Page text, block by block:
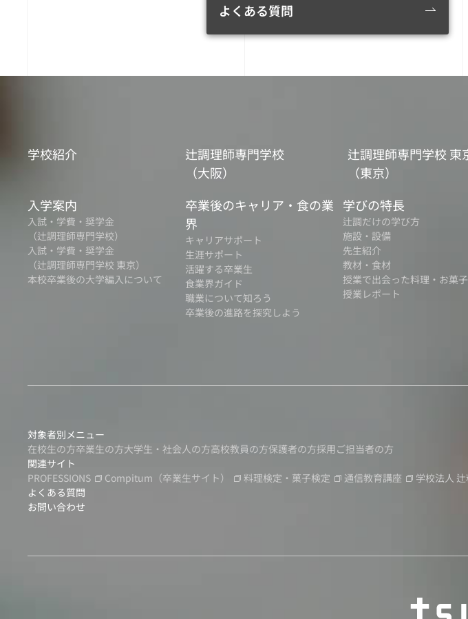
よくある質問
学校紹介
辻調理師専門学校
（大阪）
辻調理師専門学校 東
（東京）
入学案内
入試・学費・奨学金
（辻調理師専門学校）
入試・学費・奨学金
（辻調理師専門学校 東京）
本校卒業後の大学編入について
卒業後のキャリア・食の業
界
キャリアサポート
生涯サポート
活躍する卒業生
食業界ガイド
職業について知ろう
卒業後の進路を探究しよう
学びの特長
辻調だけの学び方
施設・設備
先生紹介
教材・食材
授業で出会った料理・お菓子
授業レポート
対象者別メニュー
在校生の方卒業生の方大学生・社会人の方高校教員の方保護者の方採用ご担当者の方
関連サイト
PROFESSIONS
Compitum （卒業生サイト） 料理検定・菓子検定 通信教育講座 学校法人
よくある質問
お問い合わせ